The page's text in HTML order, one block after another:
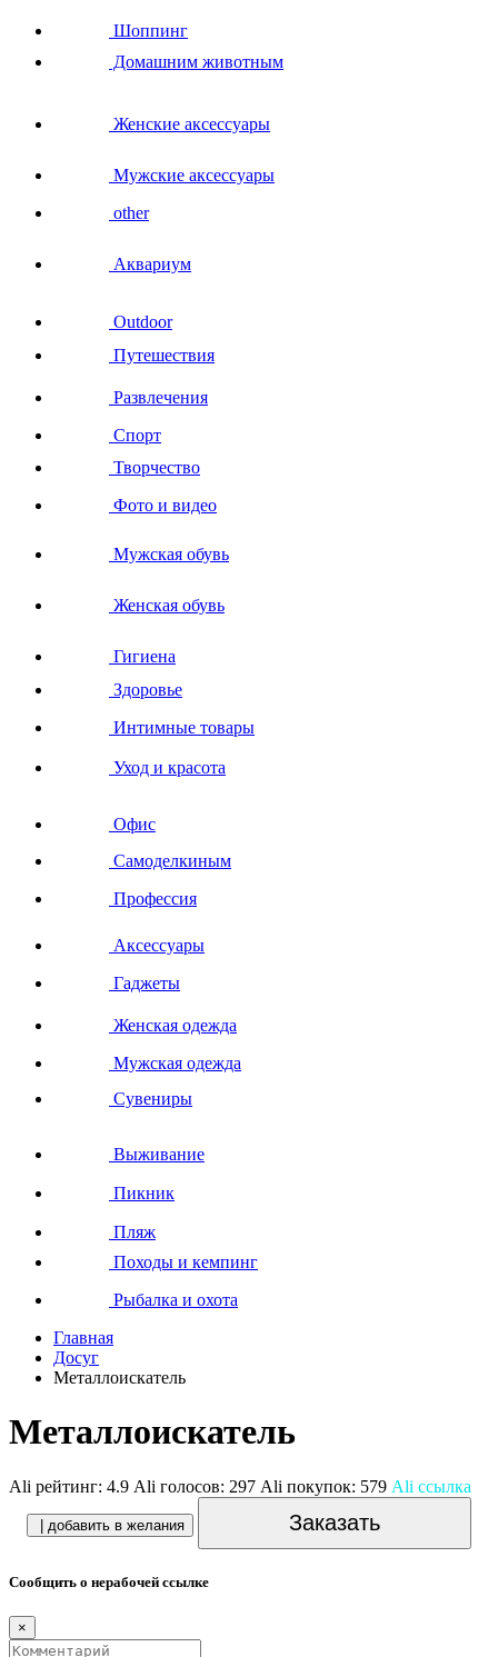
Шоппинг
Домашним животным
Женские аксессуары
Мужские аксессуары
other
Аквариум
Outdoor
Путешествия
Развлечения
Спорт
Творчество
Фото и видео
Мужская обувь
Женская обувь
Гигиена
Здоровье
Интимные товары
Уход и красота
Офис
Самоделкиным
Профессия
Аксессуары
Гаджеты
Женская одежда
Мужская одежда
Сувениры
Выживание
Пикник
Пляж
Походы и кемпинг
Рыбалка и охота
Главная
Досуг
Металлоискатель
Металлоискатель
Ali рейтинг: 4.9 Ali голосов: 297 Ali покупок: 579 Ali ссылка
| добавить в желания Заказать
Сообщить о нерабочей ссылке
×